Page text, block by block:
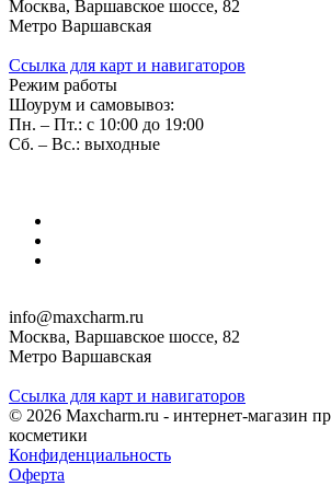
Москва, Варшавское шоссе, 82
Метро Варшавская
Ссылка для карт и навигаторов
Режим работы
Шоурум и самовывоз:
Пн. – Пт.: с 10:00 до 19:00
Сб. – Вс.: выходные
info@maxcharm.ru
Москва, Варшавское шоссе, 82
Метро Варшавская
Ссылка для карт и навигаторов
© 2026 Maxcharm.ru - интернет-магазин
косметики
Конфиденциальность
Оферта